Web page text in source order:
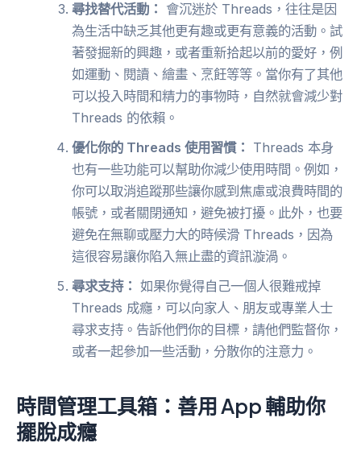
尋找替代活動： 會沉迷於 Threads，往往是因
為生活中缺乏其他更有趣或更有意義的活動。試
著發掘新的興趣，或者重新拾起以前的愛好，例
如運動、閱讀、繪畫、烹飪等等。當你有了其他
可以投入時間和精力的事物時，自然就會減少對
Threads 的依賴。
優化你的 Threads 使用習慣： Threads 本身
也有一些功能可以幫助你減少使用時間。例如，
你可以取消追蹤那些讓你感到焦慮或浪費時間的
帳號，或者關閉通知，避免被打擾。此外，也要
避免在無聊或壓力大的時候滑 Threads，因為
這很容易讓你陷入無止盡的資訊漩渦。
尋求支持： 如果你覺得自己一個人很難戒掉
Threads 成癮，可以向家人、朋友或專業人士
尋求支持。告訴他們你的目標，請他們監督你，
或者一起參加一些活動，分散你的注意力。
時間管理工具箱：善用 App 輔助你
擺脫成癮